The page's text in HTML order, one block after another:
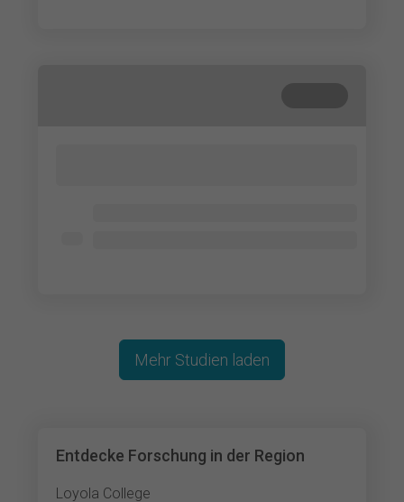
Entdecke Forschung in der Region
Loyola College
Mehr Studien laden